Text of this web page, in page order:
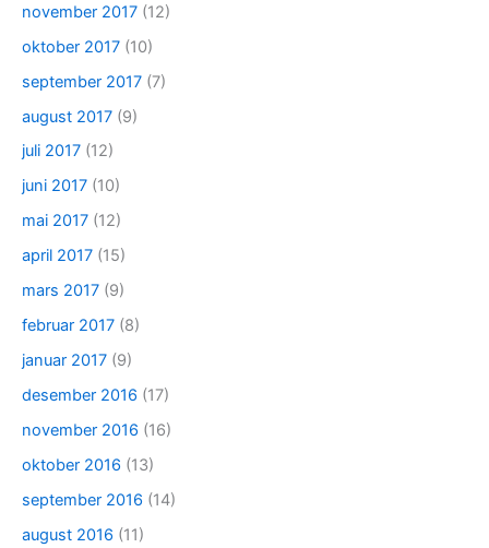
november 2017 (12)
oktober 2017 (10)
september 2017 (7)
august 2017 (9)
juli 2017 (12)
juni 2017 (10)
mai 2017 (12)
april 2017 (15)
mars 2017 (9)
februar 2017 (8)
januar 2017 (9)
desember 2016 (17)
november 2016 (16)
oktober 2016 (13)
september 2016 (14)
august 2016 (11)